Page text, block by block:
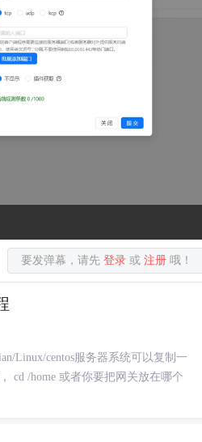
要发弹幕，请先登录 或注册 哦！
Linux/centos服务器系统可以复制一
cd /home 或者你要把网关放在哪个